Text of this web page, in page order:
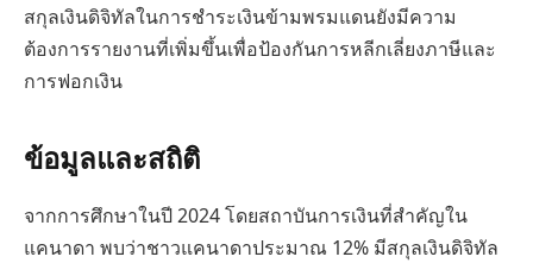
สกุลเงินดิจิทัลในการชำระเงินข้ามพรมแดนยังมีความ
ต้องการรายงานที่เพิ่มขึ้นเพื่อป้องกันการหลีกเลี่ยงภาษีและ
การฟอกเงิน
ข้อมูลและสถิติ
จากการศึกษาในปี 2024 โดยสถาบันการเงินที่สำคัญใน
แคนาดา พบว่าชาวแคนาดาประมาณ 12% มีสกุลเงินดิจิทัล